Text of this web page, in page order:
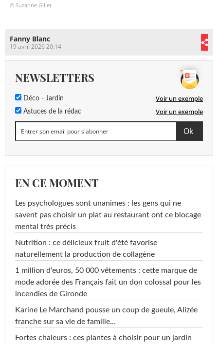
© Suzanne Gillet
Fanny Blanc
19 avril 2026 20:14
NEWSLETTERS
Déco - Jardin Voir un exemple
Astuces de la rédac Voir un exemple
EN CE MOMENT
Les psychologues sont unanimes : les gens qui ne
savent pas choisir un plat au restaurant ont ce blocage
mental très précis
Nutrition : ce délicieux fruit d'été favorise
naturellement la production de collagène
1 million d'euros, 50 000 vêtements : cette marque de
mode adorée des Français fait un don colossal pour les
incendies de Gironde
Karine Le Marchand pousse un coup de gueule, Alizée
franche sur sa vie de famille...
Fortes chaleurs : ces plantes à choisir pour un jardin